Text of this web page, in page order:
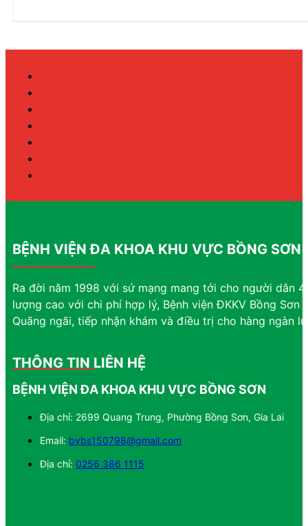
BỆNH VIỆN ĐA KHOA KHU VỰC BỒNG SƠN
Ra đời năm 1998 với sứ mạng mang tới cho người dân
lượng cao với chi phí hợp lý, Bệnh viện ĐKKV Bồng
Quãng ngãi, tiếp nhận khám và điều trị cho hàng ngàn
THÔNG TIN LIÊN HỆ
BỆNH VIỆN ĐA KHOA KHU VỰC BỒNG SƠN
Địa chỉ: 2699 Quang Trung, Phường Bồng Sơn, Gia Lai
Email: bvbs150798@gmail.com
Địa chỉ: 0256 386 1115